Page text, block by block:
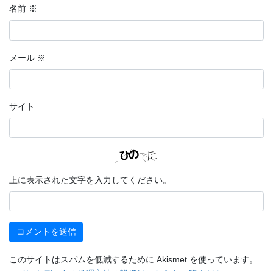
名前 ※
メール ※
サイト
上に表示された文字を入力してください。
このサイトはスパムを低減するために Akismet を使っています。